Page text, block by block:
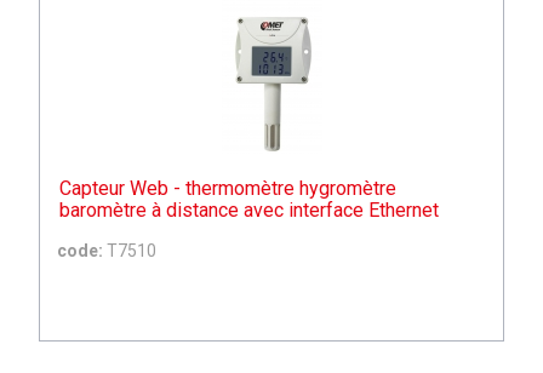
Capteur Web - thermomètre hygromètre
baromètre à distance avec interface Ethernet
code: T7510